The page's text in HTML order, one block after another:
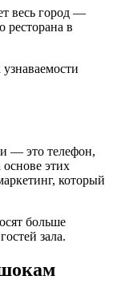
весь город —
ресторана в
— это телефон,
этих
который
больше
зала.